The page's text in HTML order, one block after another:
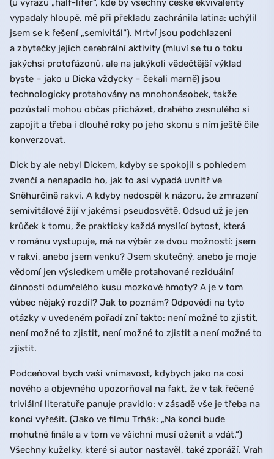
(u výrazu „half-lifer“, kde by všechny české ekvivalenty
vypadaly hloupě, mě při překladu zachránila latina: uchýlil
jsem se k řešení „semivitál“). Mrtví jsou podchlazeni
a zbytečky jejich cerebrální aktivity (mluví se tu o toku
jakýchsi protofázonů, ale na jakýkoli vědečtější výklad
byste – jako u Dicka vždycky – čekali marně) jsou
technologicky protahovány na mnohonásobek, takže
pozůstalí mohou občas přicházet, drahého zesnulého si
zapojit a třeba i dlouhé roky po jeho skonu s ním ještě čile
konverzovat.
Dick by ale nebyl Dickem, kdyby se spokojil s pohledem
zvenčí a nenapadlo ho, jak to asi vypadá uvnitř ve
Sněhurčině rakvi. A kdyby nedospěl k názoru, že zmrazení
semivitálové žijí v jakémsi pseudosvětě. Odsud už je jen
krůček k tomu, že prakticky každá myslící bytost, která
v románu vystupuje, má na výběr ze dvou možností: jsem
v rakvi, anebo jsem venku? Jsem skutečný, anebo je moje
vědomí jen výsledkem uměle protahované reziduální
činnosti odumřelého kusu mozkové hmoty? A je v tom
vůbec nějaký rozdíl? Jak to poznám? Odpovědi na tyto
otázky v uvedeném pořadí zní takto: není možné to zjistit,
není možné to zjistit, není možné to zjistit a není možné to
zjistit.
Podceňoval bych vaši vnímavost, kdybych jako na cosi
nového a objevného upozorňoval na fakt, že v tak řečené
triviální literatuře panuje pravidlo: v zásadě vše je třeba na
konci vyřešit. (Jako ve filmu Trhák: „Na konci bude
mohutné finále a v tom ve všichni musí oženit a vdát.“)
Všechny kuželky, které si autor nastavěl, také zporáží. Vrah